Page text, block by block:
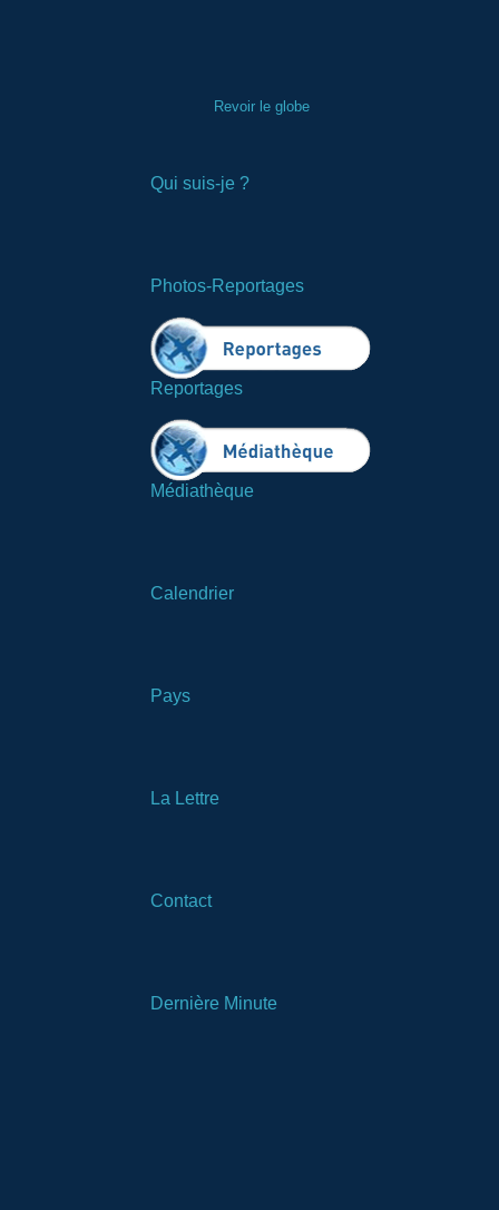
Revoir le globe
Qui suis-je ?
Photos-Reportages
Reportages
Médiathèque
Calendrier
Pays
La Lettre
Contact
Dernière Minute